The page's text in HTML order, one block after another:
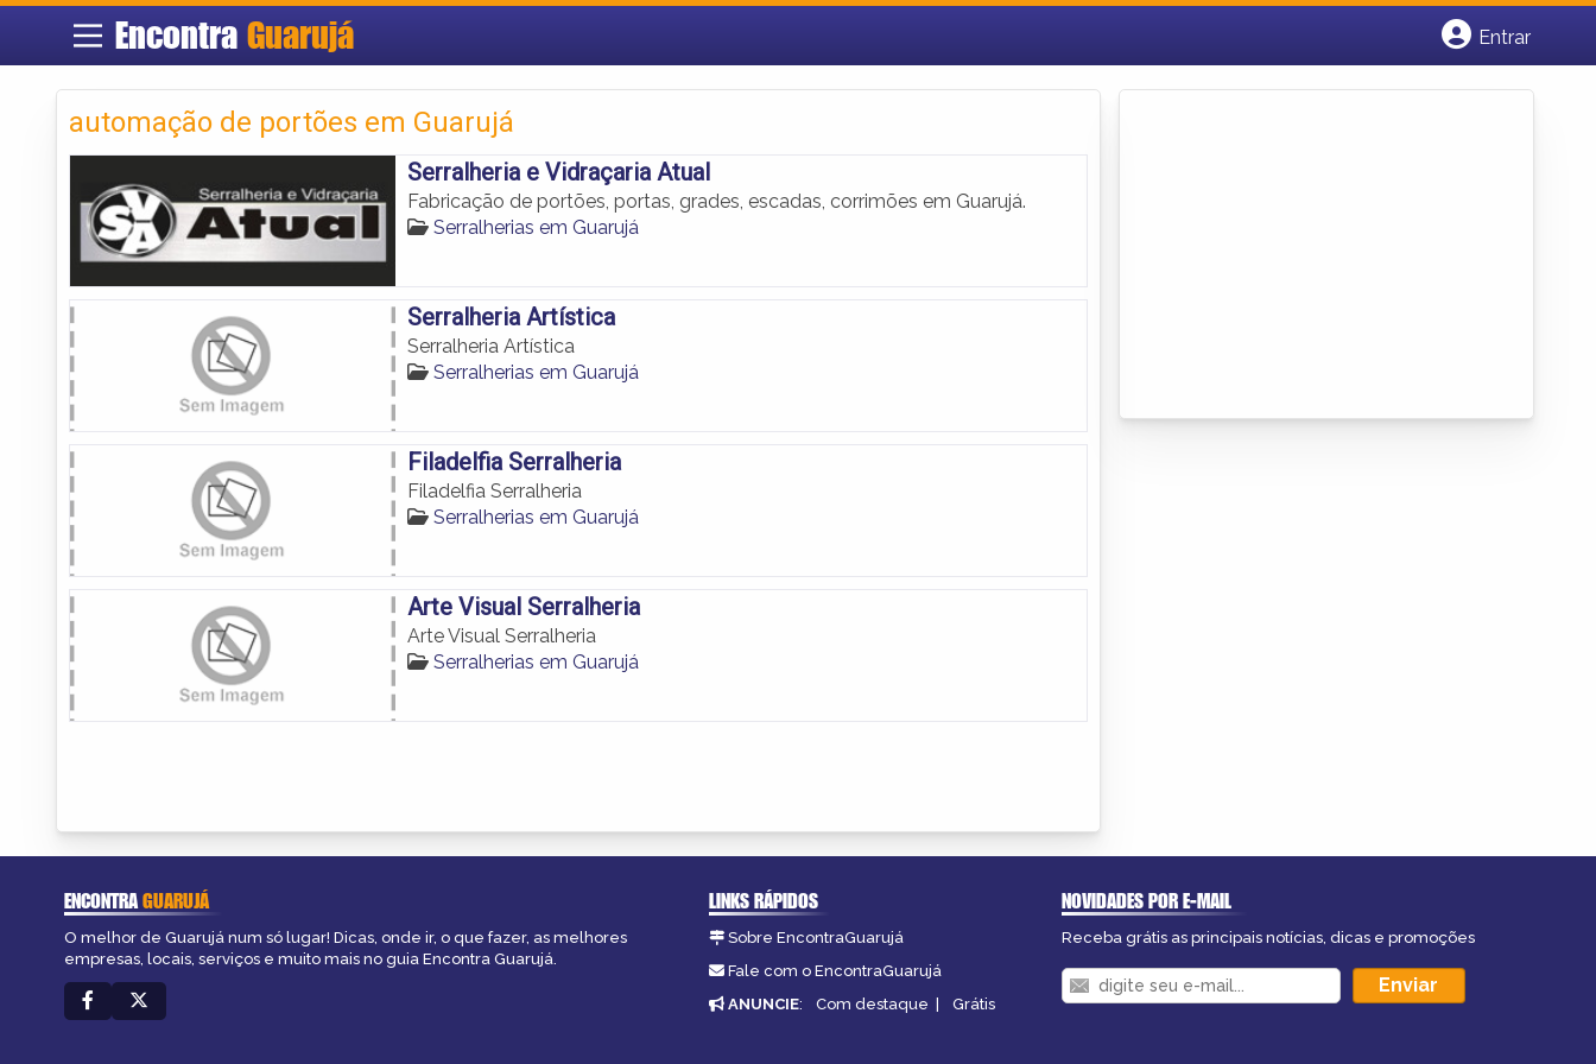
EncontraGuarujá
Entrar
automação de portões em Guarujá
Serralheria e Vidraçaria Atual
Fabricação de portões, portas, grades, escadas, corrimões em Guarujá.
Serralherias em Guarujá
Serralheria Artística
Serralheria Artística
Serralherias em Guarujá
Filadelfia Serralheria
Filadelfia Serralheria
Serralherias em Guarujá
Arte Visual Serralheria
Arte Visual Serralheria
Serralherias em Guarujá
ENCONTRAGUARUJÁ
O melhor de Guarujá num só lugar! Dicas, onde ir, o que fazer, as melhores
empresas, locais, serviços e muito mais no guia Encontra Guarujá.
LINKS RÁPIDOS
Sobre EncontraGuarujá
Fale com o EncontraGuarujá
ANUNCIE: Com destaque | Grátis
NOVIDADES POR E-MAIL
Receba grátis as principais notícias, dicas e promoções